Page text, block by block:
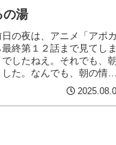
の湯
の夜は、アニメ「アポカ
終第１２話まで見てしま
したねえ。それでも、朝
た。なんでも、朝の情報